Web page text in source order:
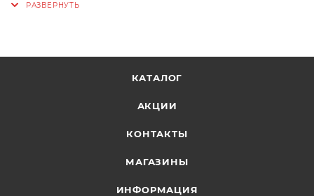
вкладыши без потери гибкости и тактильного
КАТАЛОГ
АКЦИИ
КОНТАКТЫ
МАГАЗИНЫ
ИНФОРМАЦИЯ